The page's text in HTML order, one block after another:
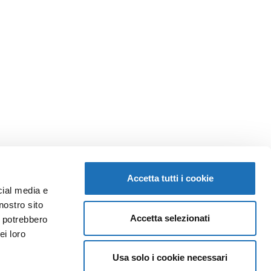
media e
sito
loro
Accetta tutti i cookie
Accetta selezionati
Usa solo i cookie necessari